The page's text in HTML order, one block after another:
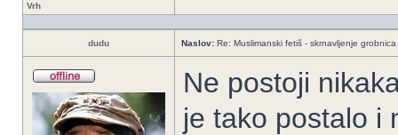
Vrh
dudu Naslov: Re: Muslimanski fetiš - skrnavljenje
Ne postoji
je tako postalo i